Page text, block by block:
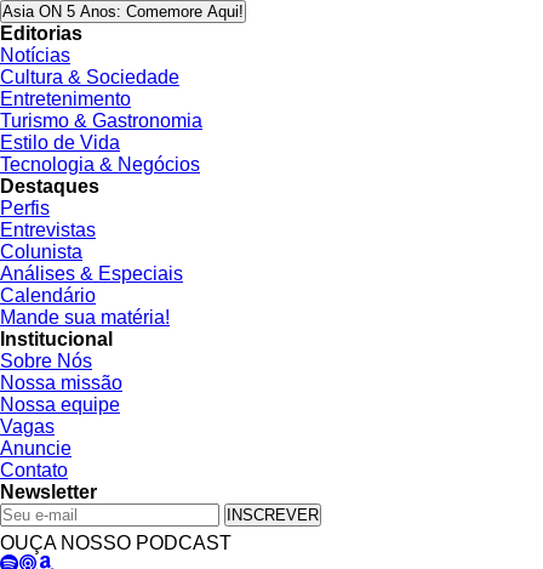
Asia ON 5 Anos: Comemore Aqui!
Editorias
Notícias
Cultura & Sociedade
Entretenimento
Turismo & Gastronomia
Estilo de Vida
Tecnologia & Negócios
Destaques
Perfis
Entrevistas
Colunista
Análises & Especiais
Calendário
Mande sua matéria!
Institucional
Sobre Nós
Nossa missão
Nossa equipe
Vagas
Anuncie
Contato
Newsletter
INSCREVER
OUÇA NOSSO PODCAST